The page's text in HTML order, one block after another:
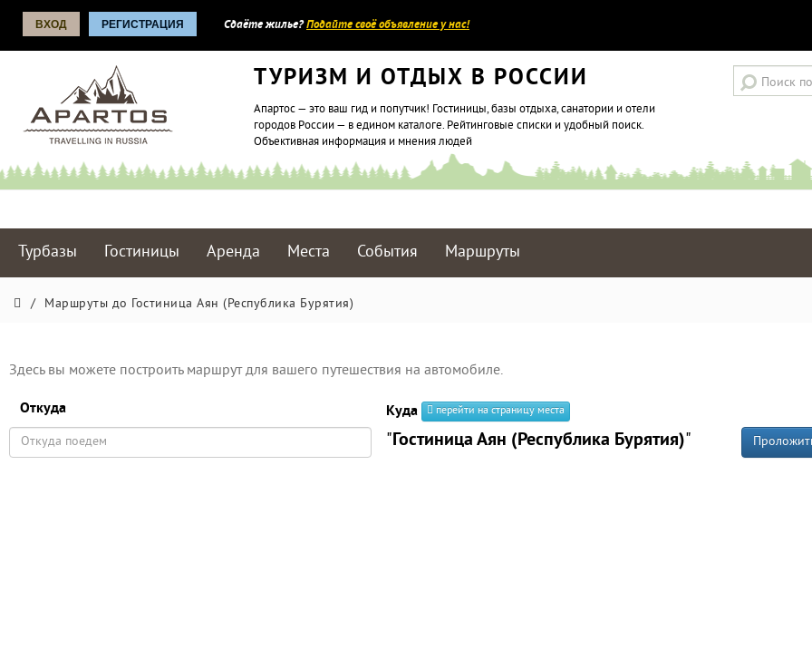
ВХОД РЕГИСТРАЦИЯ Сдаёте жилье?Подайте своё объявление у нас!
ТУРИЗМ И ОТДЫХ В РОССИИ
Апартос — это ваш гид и попутчик! Гостиницы, базы отдыха, санатории и отели
городов России — в едином каталоге. Рейтинговые списки и удобный поиск.
Объективная информация и мнения людей
Турбазы Гостиницы Аренда Места События Маршруты
/ Маршруты до Гостиница Аян (Республика Бурятия)
Здесь вы можете построить маршрут для вашего путешествия на автомобиле.
Откуда Куда перейти на страницу места
"Гостиница Аян (Республика Бурятия)"